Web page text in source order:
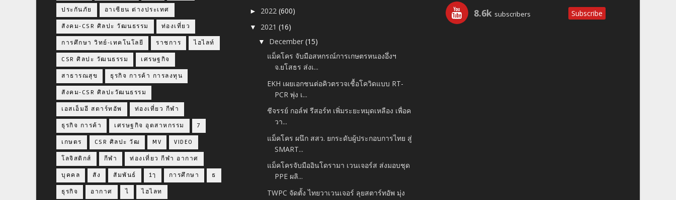
ประกันภัย อาเซียน ต่างประเทศ
สังคม-CSR ศิลปะ วัฒนธรรม ท่องเที่ยว
การศึกษา วิทย์-เทคโนโลยี ราชการ ไฮไลท์
CSR ศิลปะ วัฒนธรรม เศรษฐกิจ
สาธารณสุข ธุรกิจ การค้า การลงทุน
สังคม-CSR ศิลปะวัฒนธรรม
เอสเอ็มอี สตาร์ทอัพ ท่องเที่ยว กีฬา
ธุรกิจ การค้า เศรษฐกิจ อุตสาหกรรม 7
เกษตร CSR ศิลปะ วัฒ MV VIDEO
โลจิสติกส์ กีฬา ท่องเที่ยว กีฬา อากาศ
บุคคล สัง สัมพันธ์ 1ๅ การศึกษา ธ
ธุรกิจ อากาศ ไ ไฮไลท
► 2022(600)
▼ 2021(16)
▼ December(15)
แม็คโคร จับมือสหกรณ์การเกษตรหนองอึ่งฯ
จ.ยโสธร ส่งเ...
EKH เผยเอกชนต่อคิวตรวจเชื้อโควิดแบบ RT-
PCR พุ่ง เ...
ชีจรรย์ กอล์ฟ รีสอร์ท เพิ่มระยะหมุดเหลือง เพื่อค
วา...
แม็คโคร ผนึก สสว. ยกระดับผู้ประกอบการไทย สู่
SMART...
แม็คโครจับมืออินโดรามา เวนเจอร์ส ส่งมอบชุด
PPE ผลิ...
TWPC จัดตั้ง ไทยวาเวนเจอร์ ลุยสตาร์ทอัพ มุ่ง
8.6k subscribers Subscribe